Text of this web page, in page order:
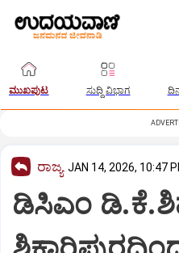
ಮುಖಪುಟ ಸುದ್ದಿ ವಿಭಾಗ
ರಾಜ್ಯ JAN 14, 2026, 10:47
ಡಿಸಿಎಂ